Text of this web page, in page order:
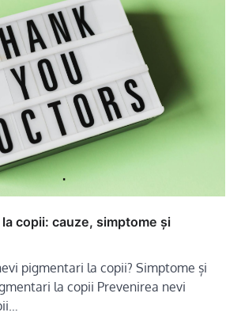
copii: cauze, simptome și
pigmentari la copii? Simptome și
la copii Prevenirea nevi